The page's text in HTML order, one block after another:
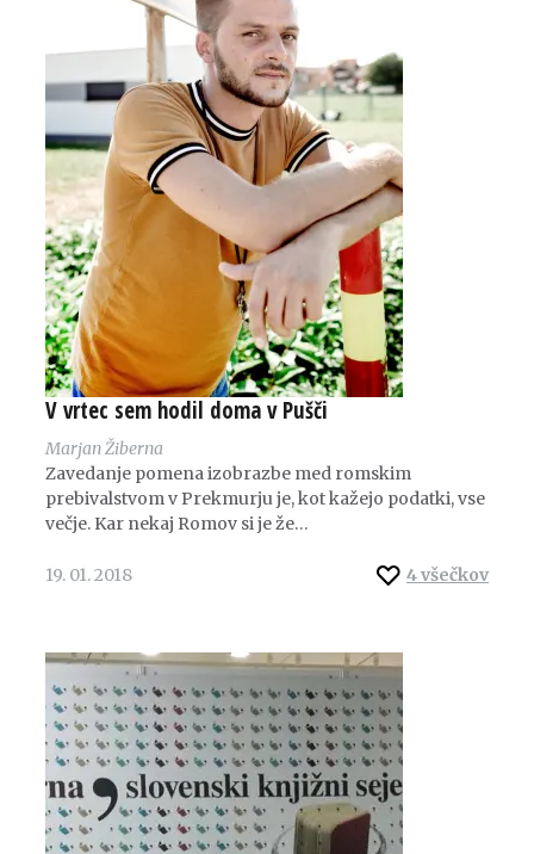
V vrtec sem hodil doma v Pušči
Marjan Žiberna
Zavedanje pomena izobrazbe med romskim
prebivalstvom v Prekmurju je, kot kažejo podatki, vse
večje. Kar nekaj Romov si je že…
4všečkov
19. 01. 2018